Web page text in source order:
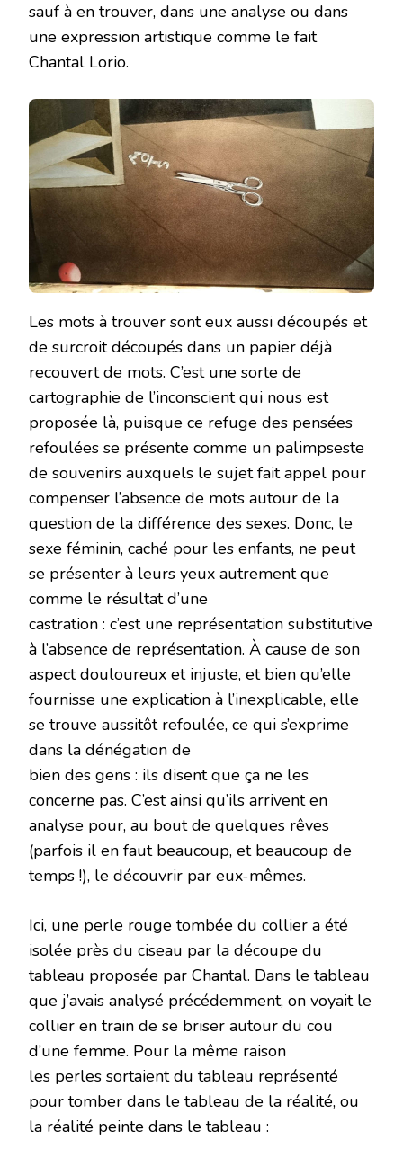
sauf à en trouver, dans une analyse ou dans
une expression artistique comme le fait
Chantal Lorio.
Les mots à trouver sont eux aussi découpés et
de surcroit découpés dans un papier déjà
recouvert de mots. C’est une sorte de
cartographie de l’inconscient qui nous est
proposée là, puisque ce refuge des pensées
refoulées se présente comme un palimpseste
de souvenirs auxquels le sujet fait appel pour
compenser l’absence de mots autour de la
question de la différence des sexes. Donc, le
sexe féminin, caché pour les enfants, ne peut
se présenter à leurs yeux autrement que
comme le résultat d’une
castration : c’est une représentation substitutive
à l’absence de représentation. À cause de son
aspect douloureux et injuste, et bien qu’elle
fournisse une explication à l’inexplicable, elle
se trouve aussitôt refoulée, ce qui s’exprime
dans la dénégation de
bien des gens : ils disent que ça ne les
concerne pas. C’est ainsi qu’ils arrivent en
analyse pour, au bout de quelques rêves
(parfois il en faut beaucoup, et beaucoup de
temps !), le découvrir par eux-mêmes.
Ici, une perle rouge tombée du collier a été
isolée près du ciseau par la découpe du
tableau proposée par Chantal. Dans le tableau
que j’avais analysé précédemment, on voyait le
collier en train de se briser autour du cou
d’une femme. Pour la même raison
les perles sortaient du tableau représenté
pour tomber dans le tableau de la réalité, ou
la réalité peinte dans le tableau :